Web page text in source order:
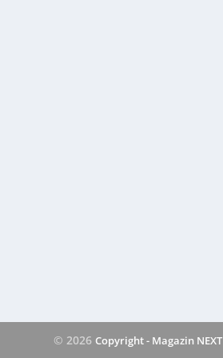
© 2026 Copyright - Magazin NEXT